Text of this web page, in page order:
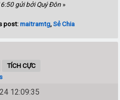
gửi bởi Quý Đôn »
post:maitramtg,Sẻ Chia
TÍCH CỰC
12:09:35